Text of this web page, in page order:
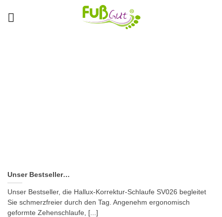
Unser Bestseller…
Unser Bestseller, die Hallux-Korrektur-Schlaufe SV026 begleitet
Sie schmerzfreier durch den Tag. Angenehm ergonomisch
geformte Zehenschlaufe, [...]